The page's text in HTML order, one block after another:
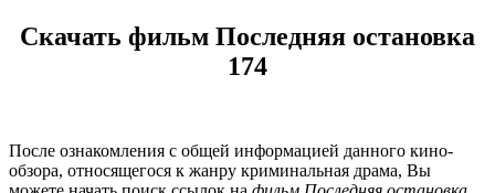
Скачать фильм Последняя остановка
174
После ознакомления с общей информацией данного кино-
обзора, относящегося к жанру криминальная драма, Вы